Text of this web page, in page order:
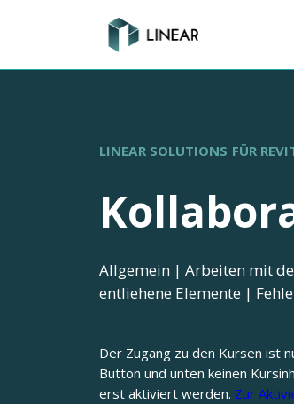
LINEAR SOLUTIONS FÜR
Allgemein | Arbeiten mit
entliehene Elemente |
Der Zugang zu den Kursen ist
Button und unten keinen
erst aktiviert werden. Zur